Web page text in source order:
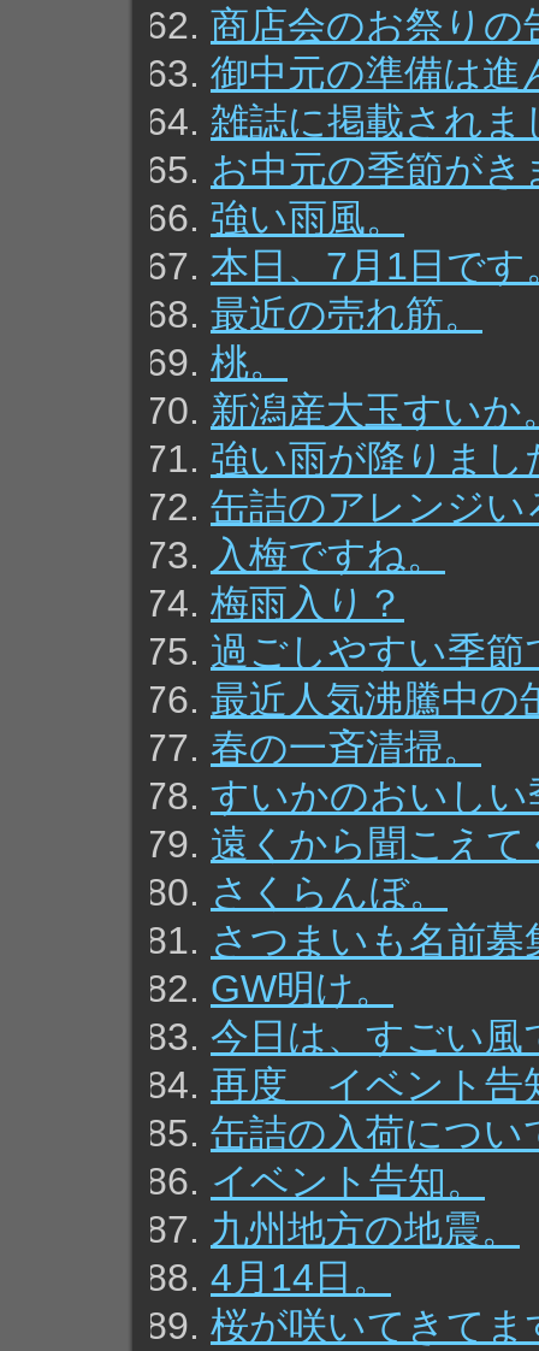
商店会のお祭りの
御中元の準備は進
雑誌に掲載されま
お中元の季節がき
強い雨風。
本日、7月1日です
最近の売れ筋。
桃。
新潟産大玉すいか
強い雨が降りまし
缶詰のアレンジい
入梅ですね。
梅雨入り？
過ごしやすい季節
最近人気沸騰中の
春の一斉清掃。
すいかのおいしい
遠くから聞こえ
さくらんぼ。
さつまいも名前募
GW明け。
今日は、すごい風
再度 イベント告
缶詰の入荷につい
イベント告知。
九州地方の地震。
4月14日。
桜が咲いてきてま